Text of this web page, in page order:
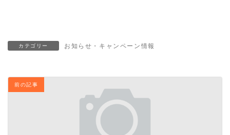
カテゴリー お知らせ・キャンペーン情報
前の記事